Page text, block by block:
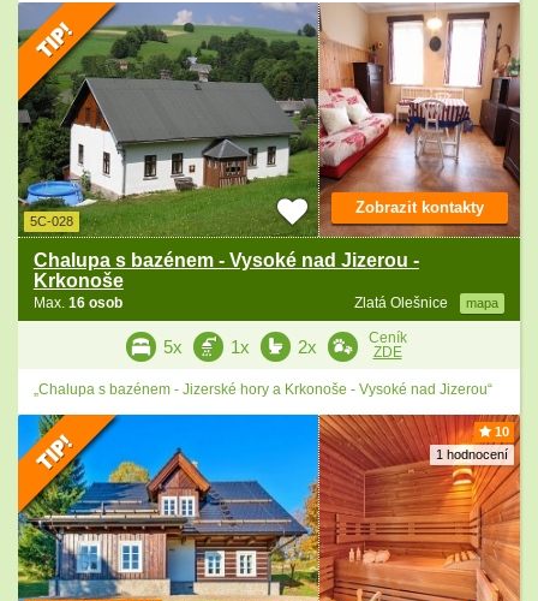
5C-028
Chalupa s bazénem - Vysoké nad Jizerou -
Krkonoše
Zlatá Olešnice mapa
Max. 16 osob
Zobrazit kontakty
5x 1x 2x
Ceník
ZDE
„Chalupa s bazénem - Jizerské hory a Krkonoše - Vysoké nad Jizerou“
10
1 hodnocení